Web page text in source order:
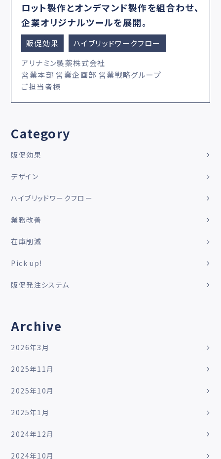
ロット製作とオンデマンド製作を組合わせ、
企業オリジナルツールを展開。
販促効果
ハイブリッドワークフロー
アリナミン製薬株式会社
営業本部 営業企画部 営業戦略グループ
ご担当者様
Category
販促効果
デザイン
ハイブリッドワークフロー
業務改善
在庫削減
Pick up!
販促発注システム
Archive
2026年3月
2025年11月
2025年10月
2025年1月
2024年12月
2024年10月